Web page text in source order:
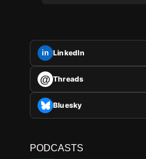
in LinkedIn
@ Threads
Bluesky
PODCASTS